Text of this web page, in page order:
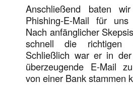
Anschließend baten
Phishing-E-Mail für
Nach anfänglicher
schnell die richtigen
Schließlich war er in
überzeugende E-Mail
von einer Bank stammen